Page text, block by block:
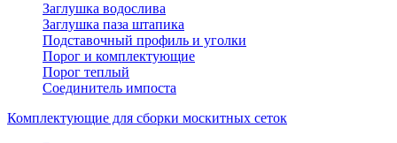
Заглушка водослива
Заглушка паза штапика
Подставочный профиль и уголки
Порог и комплектующие
Порог теплый
Соединитель импоста
Комплектующие для сборки москитных сеток